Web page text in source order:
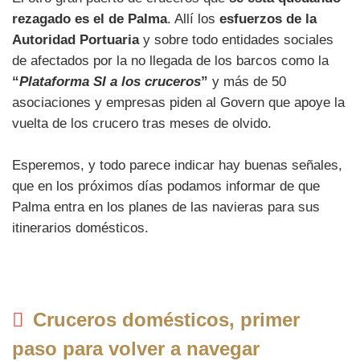
rezagado es el de Palma. Allí los esfuerzos de la
Autoridad Portuariay sobre todo entidades sociales
de afectados por la no llegada de los barcos como la
“Plataforma SI a los cruceros” y más de 50
asociaciones y empresas piden al Govern que apoye la
vuelta de los crucero tras meses de olvido.
Esperemos, y todo parece indicar hay buenas señales,
que en los próximos días podamos informar de que
Palma entra en los planes de las navieras para sus
itinerarios domésticos.
Cruceros domésticos, primer
paso para volver a navegar